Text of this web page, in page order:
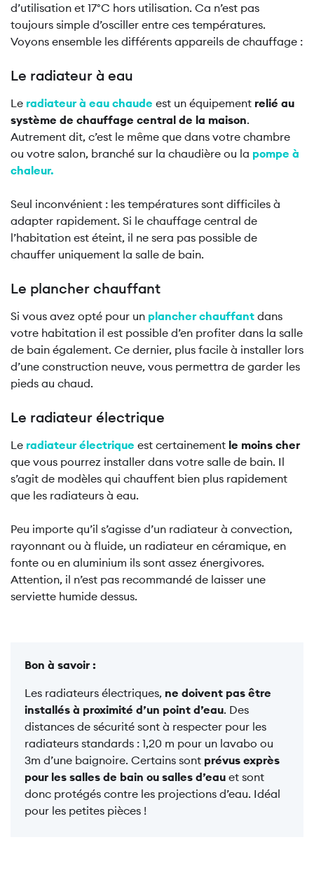
d’utilisation et 17°C hors utilisation. Ca n’est pas
toujours simple d’osciller entre ces températures.
Voyons ensemble les différents appareils de chauffage :
Le radiateur à eau
Le radiateur à eau chaude est un équipement relié au
système de chauffage central de la maison.
Autrement dit, c’est le même que dans votre chambre
ou votre salon, branché sur la chaudière ou la pompe à
chaleur.
Seul inconvénient : les températures sont difficiles à
adapter rapidement. Si le chauffage central de
l’habitation est éteint, il ne sera pas possible de
chauffer uniquement la salle de bain.
Le plancher chauffant
Si vous avez opté pour un plancher chauffant dans
votre habitation il est possible d’en profiter dans la salle
de bain également. Ce dernier, plus facile à installer lors
d’une construction neuve, vous permettra de garder les
pieds au chaud.
Le radiateur électrique
Le radiateur électrique est certainement le moins cher
que vous pourrez installer dans votre salle de bain. Il
s’agit de modèles qui chauffent bien plus rapidement
que les radiateurs à eau.
Peu importe qu’il s’agisse d’un radiateur à convection,
rayonnant ou à fluide, un radiateur en céramique, en
fonte ou en aluminium ils sont assez énergivores.
Attention, il n’est pas recommandé de laisser une
serviette humide dessus.
Bon à savoir :
Les radiateurs électriques, ne doivent pas être
installés à proximité d’un point d’eau. Des
distances de sécurité sont à respecter pour les
radiateurs standards : 1,20 m pour un lavabo ou
3m d’une baignoire. Certains sont prévus exprès
pour les salles de bain ou salles d’eau et sont
donc protégés contre les projections d’eau. Idéal
pour les petites pièces !